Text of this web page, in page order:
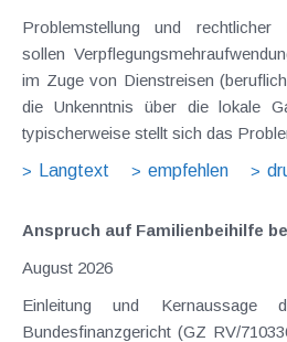
Problemstellung und rechtlicher
sollen
im Zuge von Dienstreisen
die Unkenntnis über die lokale
typischerweise stellt sich das
Langtext
empfehlen
Anspruch auf Familienbeihilfe
August 2026
Einleitung und Kernaussage
Bundesfinanzgericht (GZ RV/